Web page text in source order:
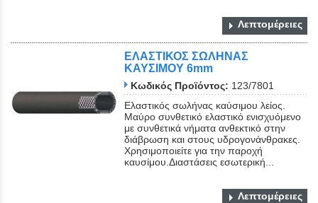
Λεπτομέρειες
ΕΛΑΣΤΙΚΟΣ ΣΩΛΗΝΑΣ
ΚΑΥΣΙΜΟΥ 6mm
Κωδικός Προϊόντος: 123/7801
Ελαστικός σωλήνας καύσιμου λείος.
Μαύρο συνθετικό ελαστικό ενισχυόμενο
με συνθετικά νήματα ανθεκτικό στην
διάβρωση και στους υδρογονάνθρακες.
Χρησιμοποιείτε για την παροχή
καυσίμου.Διαστάσεις εσωτερική...
Λεπτομέρειες